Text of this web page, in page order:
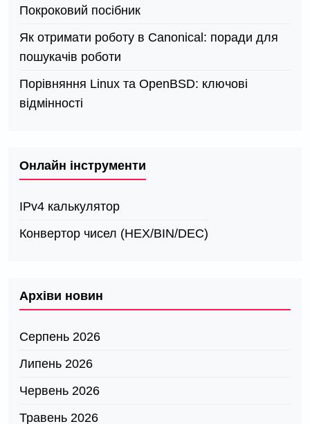
Покроковий посібник
Як отримати роботу в Canonical: поради для
пошукачів роботи
Порівняння Linux та OpenBSD: ключові
відмінності
Онлайн інструменти
IPv4 калькулятор
Конвертор чисел (HEX/BIN/DEC)
Архіви новин
Серпень 2026
Липень 2026
Червень 2026
Травень 2026